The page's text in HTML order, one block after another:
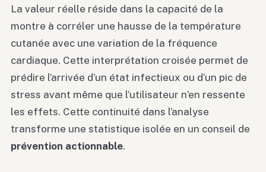
La valeur réelle réside dans la capacité de la
montre à corréler une hausse de la température
cutanée avec une variation de la fréquence
cardiaque. Cette interprétation croisée permet de
prédire l’arrivée d’un état infectieux ou d’un pic de
stress avant même que l’utilisateur n’en ressente
les effets. Cette continuité dans l’analyse
transforme une statistique isolée en un conseil de
prévention actionnable.